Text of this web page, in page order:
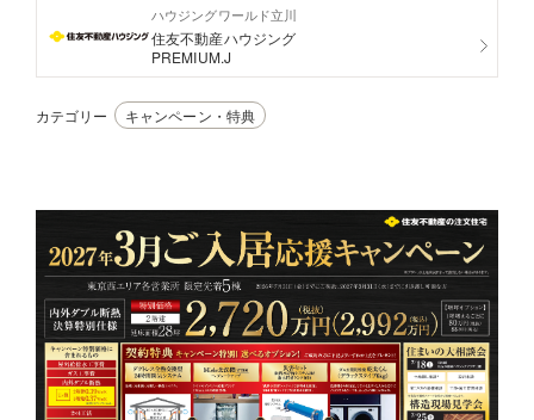
好みからモデルハウスを探す
住まいづくりお役立ち情報
他の展示場
ハウジングワールド立川
住友不動産ハウジング
PREMIUM.J
カテゴリー キャンペーン・特典